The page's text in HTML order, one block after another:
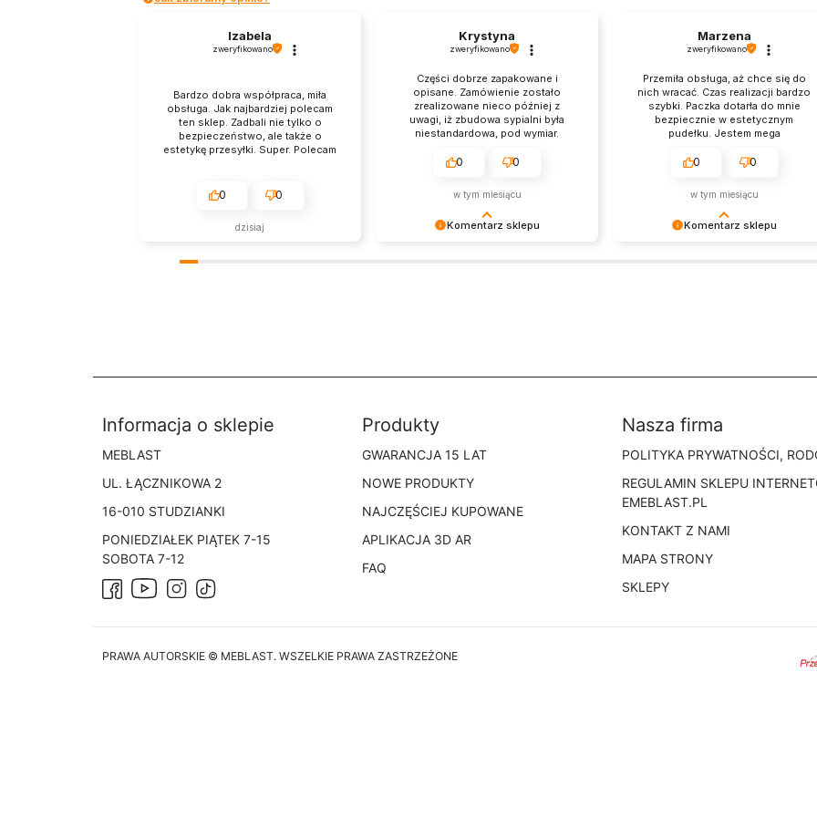
Izabela
zweryfikowano
Bardzo dobra współpraca, miła
obsługa. Jak najbardziej polecam
ten sklep. Zadbali nie tylko o
bezpieczeństwo, ale także o
estetykę przesyłki. Super. Polecam
0 0
dzisiaj Komentarz sklepu
Krystyna
zweryfikowano
Części dobrze zapakowane i
opisane. Zamówienie zostało
zrealizowane nieco później z
uwagi, iż zbudowa sypialni była
niestandardowa, pod wymiar.
klienta profesjonalna, otrzymałam
solidnie.
0 0
w tym miesiącu
Komentarz sklepu
Marzena
zweryfikowano
Przemiła obsługa, aż chce się do
nich wracać. Czas realizacji bardzo
szybki. Paczka dotarła do mnie
bezpiecznie w estetycznym
pudełku. Jestem mega
pewno ponownie.
0 0
w tym miesiącu
Informacja o sklepie
MEBLAST
UL. ŁĄCZNIKOWA 2
16-010 STUDZIANKI
PONIEDZIAŁEK PIĄTEK 7-15
SOBOTA 7-12
Produkty
GWARANCJA 15 LAT
NOWE PRODUKTY
NAJCZĘŚCIEJ KUPOWANE
APLIKACJA 3D AR
FAQ
Nasza firma
POLITYKA PRYWATNOŚCI,
REGULAMIN SKLEPU
EMEBLAST.PL
KONTAKT Z NAMI
MAPA STRONY
SKLEPY
PRAWA AUTORSKIE © MEBLAST. WSZELKIE PRAWA ZASTRZEŻONE